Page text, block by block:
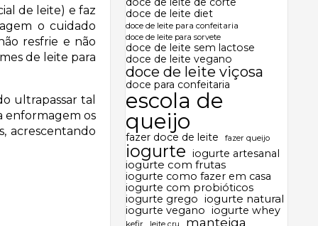
de leite) e faz
o cuidado
resfrie e não
de leite para
ultrapassar tal
enformagem os
acrescentando
doce de leite diet
doce de leite para confeitaria
doce de leite para sorvete
doce de leite sem lactose
doce de leite vegano
doce de leite viçosa
doce para confeitaria
escola de
queijo
fazer doce de leite fazer queijo
iogurte iogurte artesanal
iogurte com frutas
iogurte como fazer em casa
iogurte com probióticos
iogurte grego iogurte natural
iogurte vegano iogurte whey
kefir manteiga